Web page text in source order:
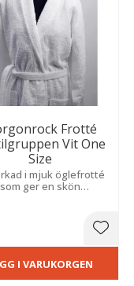
Frotté
Vit One
Size
i mjuk öglefrotté
som ger en skön
I VARUKORGEN